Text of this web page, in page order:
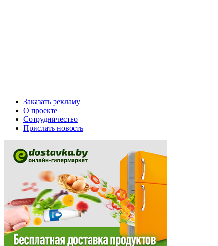
Заказать рекламу
О проекте
Сотрудничество
Прислать новость